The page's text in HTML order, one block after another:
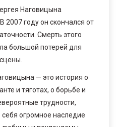
Наговицына
2007 году он скончался от
Смерть этого
большой потерей для
— это история о
и тяготах, о борьбе и
трудности,
огромное наследие